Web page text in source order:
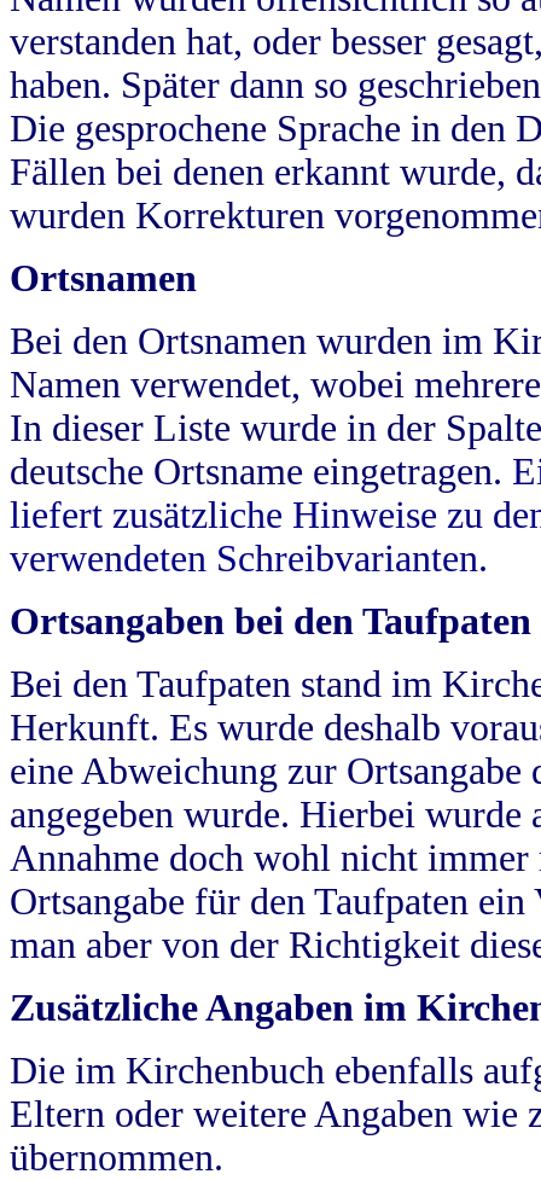
verstanden hat, oder besser
haben. Später dann so
Die gesprochene Sprache in
Fällen bei denen erkannt wurde,
wurden Korrekturen
Ortsnamen
Bei den Ortsnamen wurden im
Namen verwendet, wobei
In dieser Liste wurde in der
deutsche Ortsname eingetragen.
liefert zusätzliche Hinweise zu
verwendeten Schreibvarianten.
Ortsangaben bei den Taufpaten
Bei den Taufpaten stand im
Herkunft. Es wurde deshalb
eine Abweichung zur
angegeben wurde. Hierbei wurde
Annahme doch wohl nicht
Ortsangabe für den Taufpaten
man aber von der Richtigkeit
Zusätzliche Angaben im
Die im Kirchenbuch ebenfalls
Eltern oder weitere Angaben wie
übernommen.